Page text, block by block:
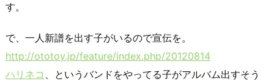
す。
で、一人新譜を出す子がいるので宣伝を。
http://ototoy.jp/feature/index.php/20120814
ハリネコ 、というバンドをやってる子がアルバム出すそう